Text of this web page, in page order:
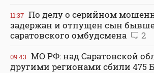
11:37 По делу о серийном
задержан и отпущен сын
саратовского омбудсмена
2
09:43 МО РФ: над Саратовской
другими регионами сбили 475